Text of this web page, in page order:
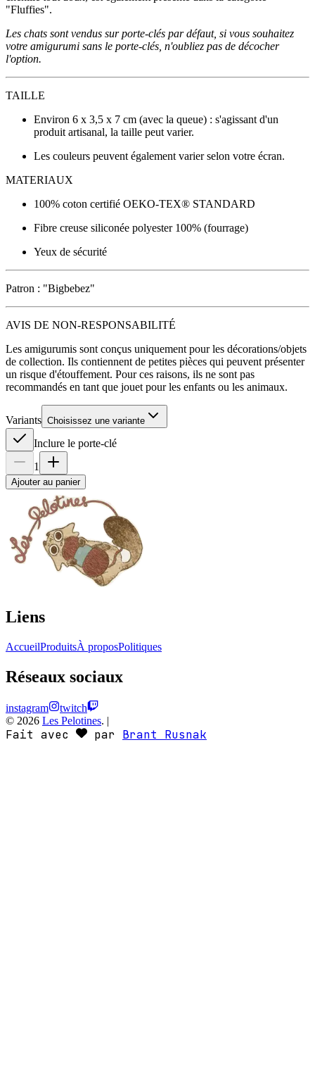
"Fluffies".
Les chats sont vendus sur porte-clés par défaut, si vous souhaitez
votre amigurumi sans le porte-clés, n'oubliez pas de décocher
l'option.
TAILLE
Environ 6 x 3,5 x 7 cm (avec la queue) : s'agissant d'un
produit artisanal, la taille peut varier.
Les couleurs peuvent également varier selon votre écran.
MATERIAUX
100% coton certifié OEKO-TEX® STANDARD
Fibre creuse siliconée polyester 100% (fourrage)
Yeux de sécurité
Patron : "Bigbebez"
AVIS DE NON-RESPONSABILITÉ
Les amigurumis sont conçus uniquement pour les décorations/objets
de collection. Ils contiennent de petites pièces qui peuvent présenter
un risque d'étouffement. Pour ces raisons, ils ne sont pas
recommandés en tant que jouet pour les enfants ou les animaux.
Variants Choisissez une variante
Inclure le porte-clé
1
Ajouter au panier
Liens
AccueilProduitsÀ proposPolitiques
Réseaux sociaux
instagram
twitch
© 2026 Les Pelotines. |
Fait avec par Brant Rusnak